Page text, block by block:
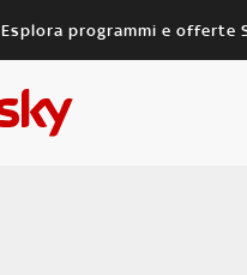
Esplora programmi e offerte